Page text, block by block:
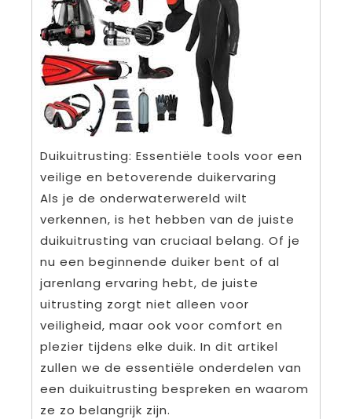
Duikuitrusting: Essentiële tools voor een
veilige en betoverende duikervaring
Als je de onderwaterwereld wilt
verkennen, is het hebben van de juiste
duikuitrusting van cruciaal belang. Of je
nu een beginnende duiker bent of al
jarenlang ervaring hebt, de juiste
uitrusting zorgt niet alleen voor
veiligheid, maar ook voor comfort en
plezier tijdens elke duik. In dit artikel
zullen we de essentiële onderdelen van
een duikuitrusting bespreken en waarom
ze zo belangrijk zijn.